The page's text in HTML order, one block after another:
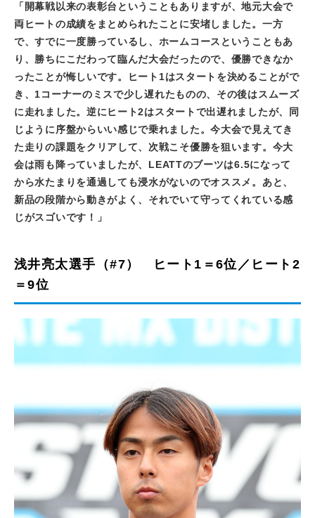
「開幕戦以来の表彰台ということもありますが、地元大会で
両ヒートの成績をまとめられたことに安堵しました。一方
で、すでに一度勝っているし、ホームコースということもあ
り、勝ちにこだわって臨んだ大会だったので、優勝できなか
ったことが悔しいです。ヒート 1はスタートを決めることがで
き、 1コーナーのミスで少し遅れたものの、その後はスムーズ
に走れました。逆にヒート2はスタートで出遅れましたが、同
じように序盤からいい感じで乗れました。今大会で見えてき
た走りの課題をクリアして、次戦こそ優勝を狙います。今大
会は雨も降っていましたが、 LEATTのブーツは6.5になって
から水たまりを通過しても浸水がないのでオススメ。あと、
新品の段階から動きがよく、それでいて守ってくれている感
じがスゴいです！」
浅井亮太選手（#7） ヒート1＝6位／ヒート2
＝9位